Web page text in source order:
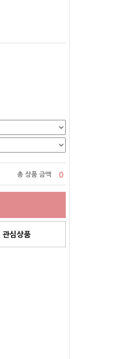
총 상품 금액 0
관심상품